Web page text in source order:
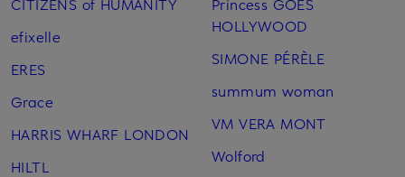
efixelle
ERES
Grace
HARRIS WHARF LONDON
HILTL
HOLLYWOOD
SIMONE PÉRÈLE
summum woman
VM VERA MONT
Wolford